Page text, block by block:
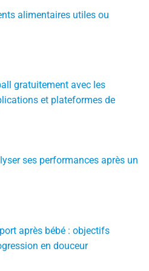
alimentaires utiles ou
gratuitement avec les
et plateformes de
ses performances après un
après bébé : objectifs
en douceur